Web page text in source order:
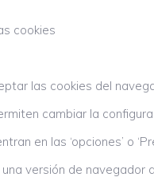
cookies
las cookies del
cambiar la
en las ‘opciones’ o
versión de